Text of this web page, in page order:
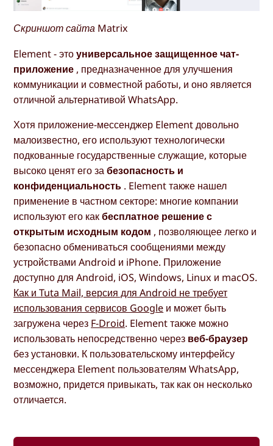
Скриншот сайта Matrix
Element - этоуниверсальное защищенное чат-
приложение , предназначенное для улучшения
коммуникации и совместной работы, и оно является
отличной альтернативой WhatsApp.
Хотя приложение-мессенджер Element довольно
малоизвестно, его используют технологически
подкованные государственные служащие, которые
высоко ценят его забезопасность и
конфиденциальность . Element также нашел
применение в частном секторе: многие компании
используют его какбесплатное решение с
открытым исходным кодом , позволяющее легко и
безопасно обмениваться сообщениями между
устройствами Android и iPhone. Приложение
доступно для Android, iOS, Windows, Linux и macOS.
Как и Tuta Mail, версия для Android не требует
использования сервисов Google и может быть
загружена через F-Droid. Element также можно
использовать непосредственно через веб-браузер
без установки. К пользовательскому интерфейсу
мессенджера Element пользователям WhatsApp,
возможно, придется привыкать, так как он несколько
отличается.